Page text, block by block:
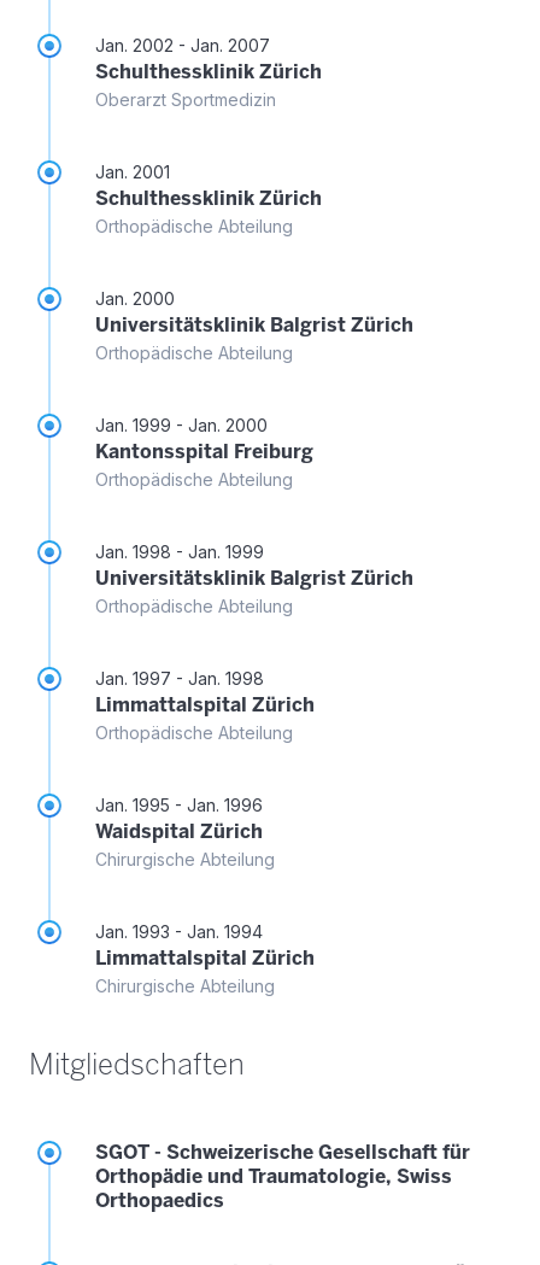
Jan. 2002 - Jan. 2007
Schulthessklinik Zürich
Oberarzt Sportmedizin
Jan. 2001
Schulthessklinik Zürich
Orthopädische Abteilung
Jan. 2000
Universitätsklinik Balgrist Zürich
Orthopädische Abteilung
Jan. 1999 - Jan. 2000
Kantonsspital Freiburg
Orthopädische Abteilung
Jan. 1998 - Jan. 1999
Universitätsklinik Balgrist Zürich
Orthopädische Abteilung
Jan. 1997 - Jan. 1998
Limmattalspital Zürich
Orthopädische Abteilung
Jan. 1995 - Jan. 1996
Waidspital Zürich
Chirurgische Abteilung
Jan. 1993 - Jan. 1994
Limmattalspital Zürich
Chirurgische Abteilung
Mitgliedschaften
SGOT - Schweizerische Gesellschaft für
Orthopädie und Traumatologie, Swiss
Orthopaedics